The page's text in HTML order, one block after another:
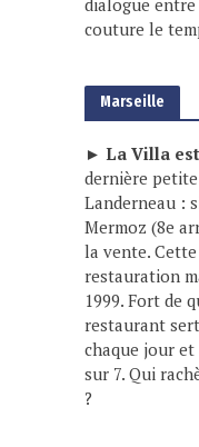
dialogue
couture le
Marseille
► La Villa
dernière
Landerneau :
Mermoz (8e
la vente.
restauration
1999. Fort de
restaurant
chaque jour
sur 7. Qui
?